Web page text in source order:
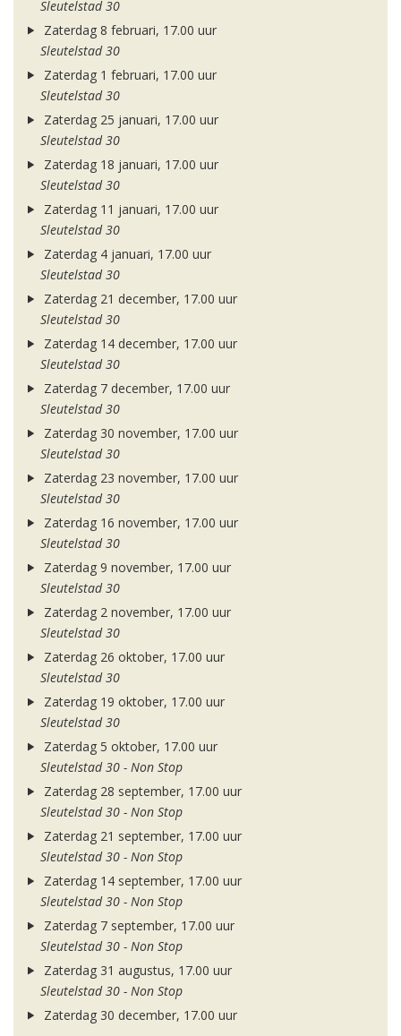
Sleutelstad 30
Zaterdag 8 februari, 17.00 uur
Sleutelstad 30
Zaterdag 1 februari, 17.00 uur
Sleutelstad 30
Zaterdag 25 januari, 17.00 uur
Sleutelstad 30
Zaterdag 18 januari, 17.00 uur
Sleutelstad 30
Zaterdag 11 januari, 17.00 uur
Sleutelstad 30
Zaterdag 4 januari, 17.00 uur
Sleutelstad 30
Zaterdag 21 december, 17.00 uur
Sleutelstad 30
Zaterdag 14 december, 17.00 uur
Sleutelstad 30
Zaterdag 7 december, 17.00 uur
Sleutelstad 30
Zaterdag 30 november, 17.00 uur
Sleutelstad 30
Zaterdag 23 november, 17.00 uur
Sleutelstad 30
Zaterdag 16 november, 17.00 uur
Sleutelstad 30
Zaterdag 9 november, 17.00 uur
Sleutelstad 30
Zaterdag 2 november, 17.00 uur
Sleutelstad 30
Zaterdag 26 oktober, 17.00 uur
Sleutelstad 30
Zaterdag 19 oktober, 17.00 uur
Sleutelstad 30
Zaterdag 5 oktober, 17.00 uur
Sleutelstad 30 - Non Stop
Zaterdag 28 september, 17.00 uur
Sleutelstad 30 - Non Stop
Zaterdag 21 september, 17.00 uur
Sleutelstad 30 - Non Stop
Zaterdag 14 september, 17.00 uur
Sleutelstad 30 - Non Stop
Zaterdag 7 september, 17.00 uur
Sleutelstad 30 - Non Stop
Zaterdag 31 augustus, 17.00 uur
Sleutelstad 30 - Non Stop
Zaterdag 30 december, 17.00 uur